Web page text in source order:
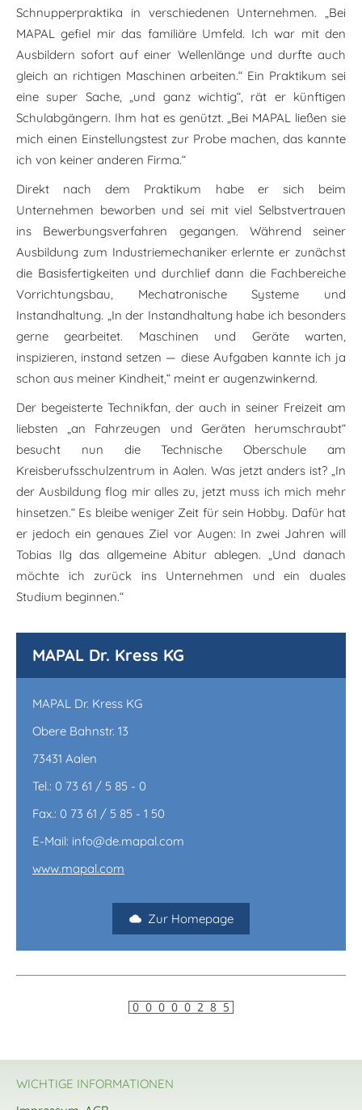
Schnupperpraktika in verschiedenen Unternehmen. „Bei
MAPAL gefiel mir das familiäre Umfeld. Ich war mit den
Ausbildern sofort auf einer Wellenlänge und durfte auch
gleich an richtigen Maschinen arbeiten.“ Ein Praktikum sei
eine super Sache, „und ganz wichtig“, rät er künftigen
Schulabgängern. Ihm hat es genützt. „Bei MAPAL ließen sie
mich einen Einstellungstest zur Probe machen, das kannte
ich von keiner anderen Firma.“
Direkt nach dem Praktikum habe er sich beim
Unternehmen beworben und sei mit viel Selbstvertrauen
ins Bewerbungsverfahren gegangen. Während seiner
Ausbildung zum Industriemechaniker erlernte er zunächst
die Basisfertigkeiten und durchlief dann die Fachbereiche
Vorrichtungsbau, Mechatronische Systeme und
Instandhaltung. „In der Instandhaltung habe ich besonders
gerne gearbeitet. Maschinen und Geräte warten,
inspizieren, instand setzen — diese Aufgaben kannte ich ja
schon aus meiner Kindheit,“ meint er augenzwinkernd.
Der begeisterte Technikfan, der auch in seiner Freizeit am
liebsten „an Fahrzeugen und Geräten herumschraubt“
besucht nun die Technische Oberschule am
Kreisberufsschulzentrum in Aalen. Was jetzt anders ist? „In
der Ausbildung flog mir alles zu, jetzt muss ich mich mehr
hinsetzen.“ Es bleibe weniger Zeit für sein Hobby. Dafür hat
er jedoch ein genaues Ziel vor Augen: In zwei Jahren will
Tobias Ilg das allgemeine Abitur ablegen. „Und danach
möchte ich zurück ins Unternehmen und ein duales
Studium beginnen.“
MAPAL Dr. Kress KG
MAPAL Dr. Kress KG
Obere Bahnstr. 13
73431 Aalen
Tel.: 0 73 61 / 5 85 - 0
Fax.: 0 73 61 / 5 85 - 1 50
E-Mail: info@de.mapal.com
www.mapal.com
Zur Homepage
WICHTIGE INFORMATIONEN